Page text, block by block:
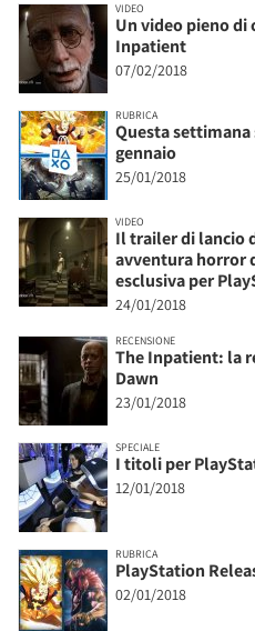
VIDEO
Un video pieno di
Inpatient
07/02/2018
RUBRICA
Questa settimana
gennaio
25/01/2018
VIDEO
Il trailer di lancio
avventura horror
esclusiva per
24/01/2018
RECENSIONE
The Inpatient: la
Dawn
23/01/2018
SPECIALE
I titoli per
12/01/2018
RUBRICA
PlayStation
02/01/2018